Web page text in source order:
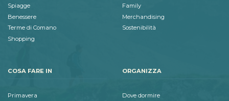
Spiagge
Benessere
Terme di Comano
Shopping
Family
Merchandising
Sostenibilità
COSA FARE IN
Primavera
ORGANIZZA
Dove dormire